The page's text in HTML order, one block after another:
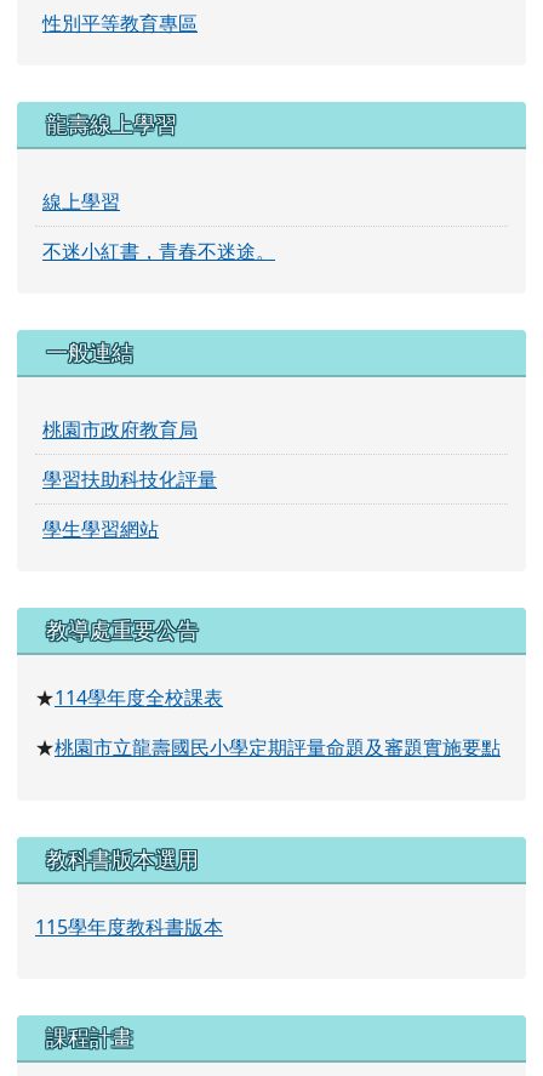
性別平等教育專區
龍壽線上學習
線上學習
不迷小紅書，青春不迷途。
一般連結
桃園市政府教育局
學習扶助科技化評量
學生學習網站
右邊區域內容
教導處重要公告
★114學年度全校課表
★桃園市立龍壽國民小學定期評量命題及審題實施要點
教科書版本選用
115學年度教科書版本
課程計畫